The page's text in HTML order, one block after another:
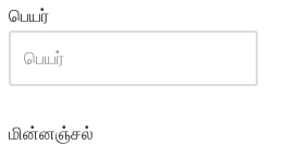
பெயர்
மின்னஞ்சல்